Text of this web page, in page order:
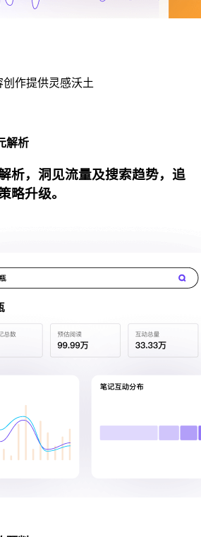
作提供灵感沃土
解析
析，洞见流量及搜索趋势，追
略升级。